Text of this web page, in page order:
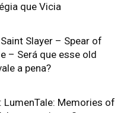
que Vicia
Slayer – Spear of
– Será que esse old
a pena?
LumenTale: Memories of